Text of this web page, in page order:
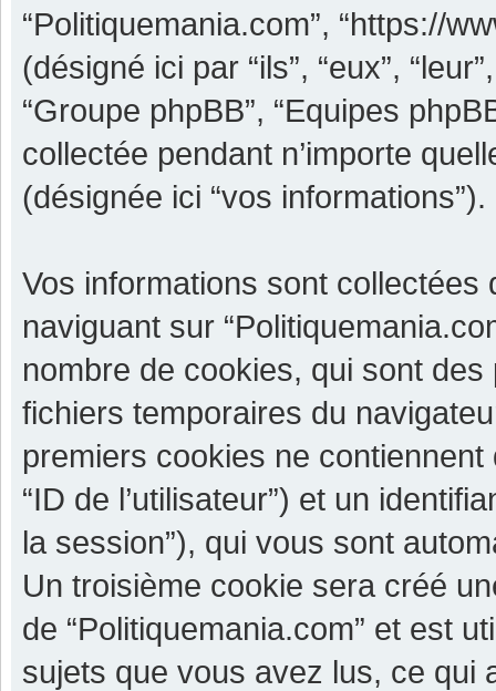
“Politiquemania.com”, “https://
(désigné ici par “ils”, “eux”,
“Groupe phpBB”, “Equipes
collectée pendant n’importe
(désignée ici “vos informations”).
Vos informations sont
naviguant sur
nombre de cookies, qui sont
fichiers temporaires du
premiers cookies ne contiennent
“ID de l’utilisateur”) et un
la session”), qui vous sont
Un troisième cookie sera créé
de “Politiquemania.com” et est
sujets que vous avez lus, ce qui